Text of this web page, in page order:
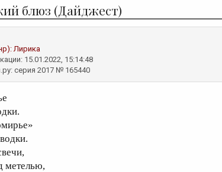
блюз (Дайджест)
Лирика
15.01.2022, 15:14:48
серия 2017 № 165440
метелью,